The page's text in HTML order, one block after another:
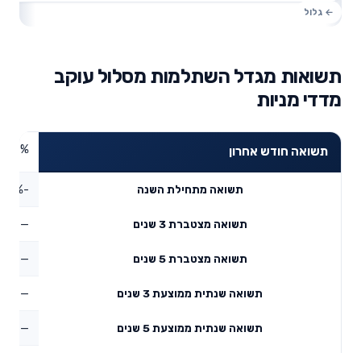
תשואות מגדל השתלמות מסלול עוקב
מדדי מניות
תשואה חודש אחרון
תשואה מתחילת השנה -3.08%
תשואה מצטברת 3 שנים —
תשואה מצטברת 5 שנים —
תשואה שנתית ממוצעת 3 שנים —
תשואה שנתית ממוצעת 5 שנים —